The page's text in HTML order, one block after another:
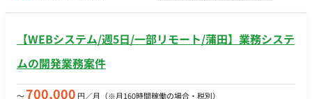
【WEBシステム/週5日/一部リモート/蒲田】業務システ
ムの開発業務案件
〜700,000 円／月 （※月160時間稼働の場合・税別）